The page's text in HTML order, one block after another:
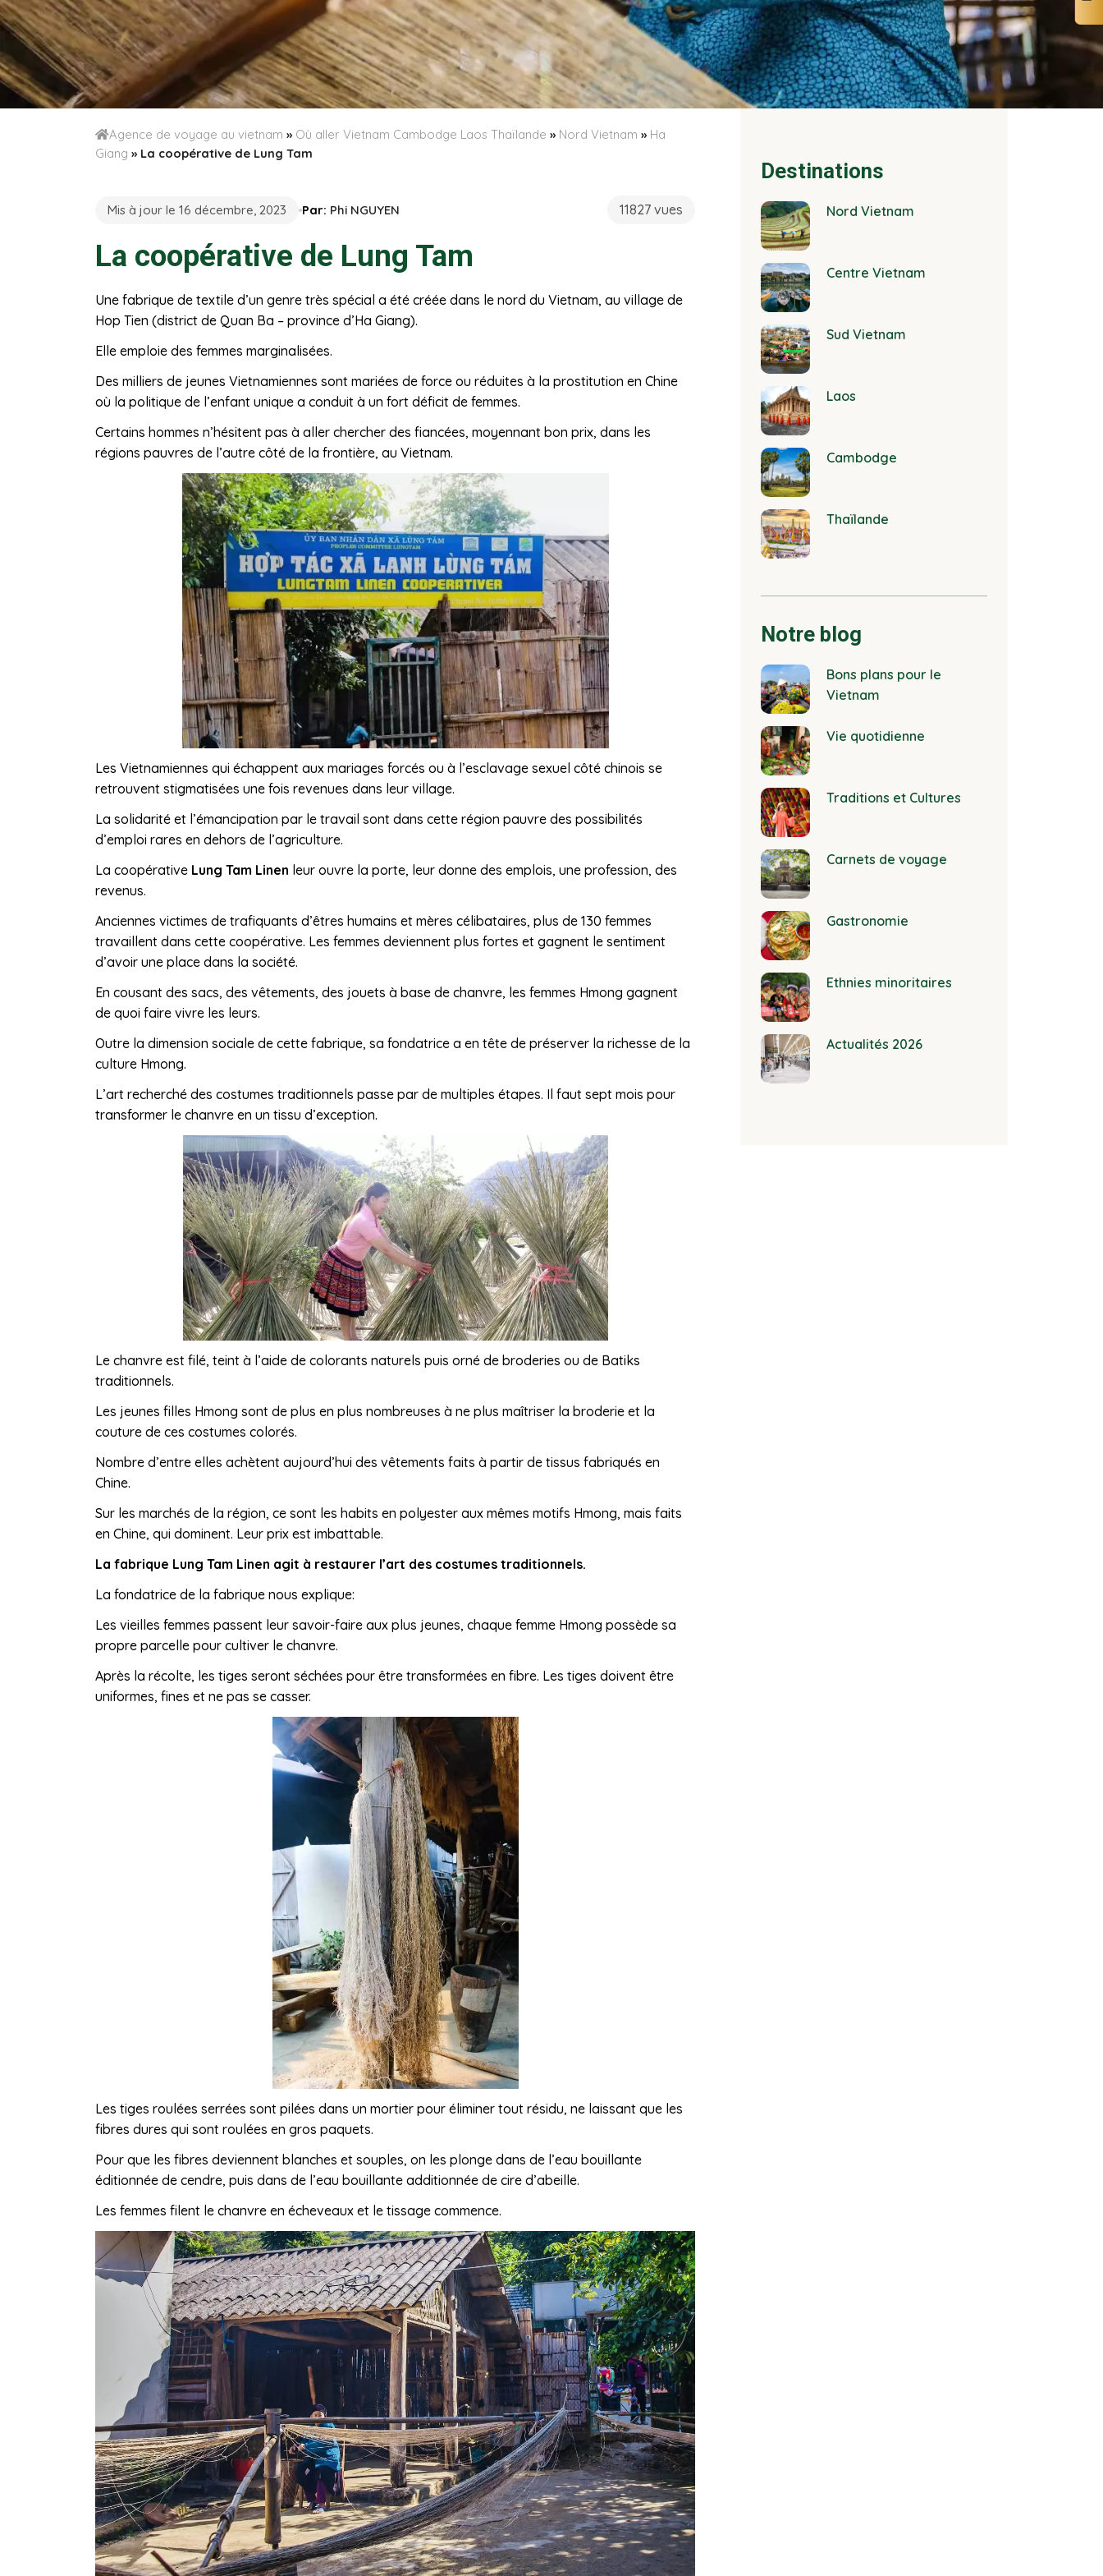
Agence de voyage au vietnam » Où aller Vietnam Cambodge Laos Thaïlande » Nord Vietnam » Ha
Giang » La coopérative de Lung Tam
Mis à jour le 16 décembre, 2023 Par: Phi NGUYEN 11827 vues
La coopérative de Lung Tam
Une fabrique de textile d’un genre très spécial a été créée dans le nord du Vietnam, au village de
Hop Tien (district de Quan Ba – province d’Ha Giang).
Elle emploie des femmes marginalisées.
Des milliers de jeunes Vietnamiennes sont mariées de force ou réduites à la prostitution en Chine
où la politique de l’enfant unique a conduit à un fort déficit de femmes.
Certains hommes n’hésitent pas à aller chercher des fiancées, moyennant bon prix, dans les
régions pauvres de l’autre côté de la frontière, au Vietnam.
Les Vietnamiennes qui échappent aux mariages forcés ou à l’esclavage sexuel côté chinois se
retrouvent stigmatisées une fois revenues dans leur village.
La solidarité et l’émancipation par le travail sont dans cette région pauvre des possibilités
d’emploi rares en dehors de l’agriculture.
La coopérative Lung Tam Linen leur ouvre la porte, leur donne des emplois, une profession, des
revenus.
Anciennes victimes de trafiquants d’êtres humains et mères célibataires, plus de 130 femmes
travaillent dans cette coopérative. Les femmes deviennent plus fortes et gagnent le sentiment
d’avoir une place dans la société.
En cousant des sacs, des vêtements, des jouets à base de chanvre, les femmes Hmong gagnent
de quoi faire vivre les leurs.
Outre la dimension sociale de cette fabrique, sa fondatrice a en tête de préserver la richesse de la
culture Hmong.
L’art recherché des costumes traditionnels passe par de multiples étapes. Il faut sept mois pour
transformer le chanvre en un tissu d’exception.
Le chanvre est filé, teint à l’aide de colorants naturels puis orné de broderies ou de Batiks
traditionnels.
Les jeunes filles Hmong sont de plus en plus nombreuses à ne plus maîtriser la broderie et la
couture de ces costumes colorés.
Nombre d’entre elles achètent aujourd’hui des vêtements faits à partir de tissus fabriqués en
Chine.
Sur les marchés de la région, ce sont les habits en polyester aux mêmes motifs Hmong, mais faits
en Chine, qui dominent. Leur prix est imbattable.
La fabrique Lung Tam Linen agit à restaurer l’art des costumes traditionnels.
La fondatrice de la fabrique nous explique:
Les vieilles femmes passent leur savoir-faire aux plus jeunes, chaque femme Hmong possède sa
propre parcelle pour cultiver le chanvre.
Après la récolte, les tiges seront séchées pour être transformées en fibre. Les tiges doivent être
uniformes, fines et ne pas se casser.
Les tiges roulées serrées sont pilées dans un mortier pour éliminer tout résidu, ne laissant que les
fibres dures qui sont roulées en gros paquets.
Pour que les fibres deviennent blanches et souples, on les plonge dans de l’eau bouillante
éditionnée de cendre, puis dans de l’eau bouillante additionnée de cire d’abeille.
Les femmes filent le chanvre en écheveaux et le tissage commence.
Destinations
Nord Vietnam
Centre Vietnam
Sud Vietnam
Laos
Cambodge
Thaïlande
Notre blog
Bons plans pour le
Vietnam
Vie quotidienne
Traditions et Cultures
Carnets de voyage
Gastronomie
Ethnies minoritaires
Actualités 2026